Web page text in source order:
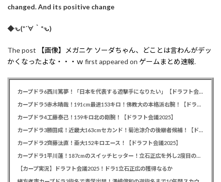
changed. And its positive change
◆ԅ(*´∀｀*ԅ)
The post
【画像】メガニケ ソーダちゃん、どことは言わんがデッ
かくなったよな・・・ｗ first appeared on ゲームまとめ速報.
カープドラ4工藤泰己！159キロ北の剛腕！【ドラフト会議2025】
カープドラ2齊藤汰直！亜大152キロエース！【ドラフト会議2025】
【カープ実況】ドラフト会議2025！ドラ1立石正広の獲得なるか